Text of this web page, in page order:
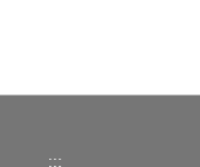
:::